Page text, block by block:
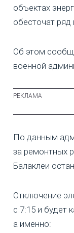
объектах
обесточат ряд
Об этом
военной
По данным
за ремонтных
Балаклеи
Отключение
с 7:15 и будет
а именно: